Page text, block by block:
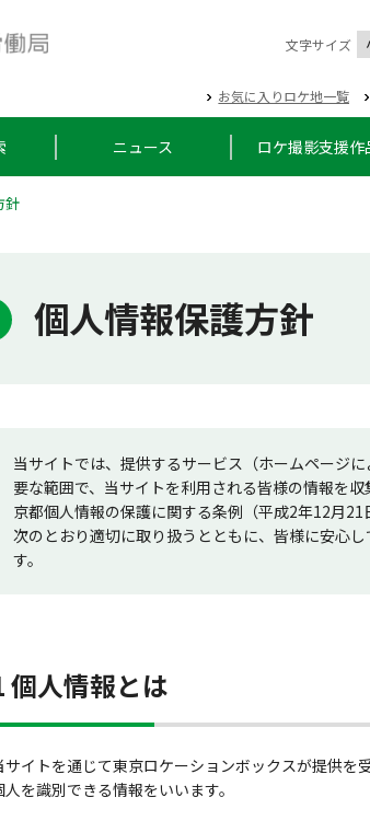
文字サイズ
お気に入りロケ地一覧
ニュース ロケ撮影支援作
針
個人情報保護方針
当サイトでは、提供するサービス（ホームページ
要な範囲で、当サイトを利用される皆様の情報を
京都個人情報の保護に関する条例（平成2年12月21
次のとおり適切に取り扱うとともに、皆様に安心
す。
個人情報とは
サイトを通じて東京ロケーションボックスが提供
人を識別できる情報をいいます。